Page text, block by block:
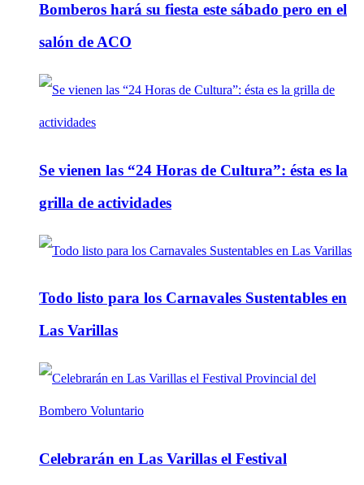
Bomberos hará su fiesta este sábado pero en el
salón de ACO
Se vienen las “24 Horas de Cultura”: ésta es la
grilla de actividades
Todo listo para los Carnavales Sustentables en
Las Varillas
Celebrarán en Las Varillas el Festival